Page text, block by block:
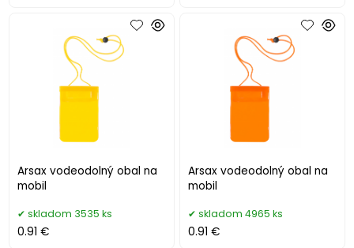
Arsax vodeodolný obal na
mobil
skladom 3535 ks
0.91 €
Arsax vodeodolný obal na
mobil
skladom 4965 ks
0.91 €